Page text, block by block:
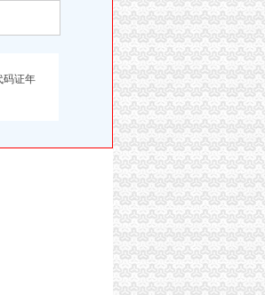
码证年